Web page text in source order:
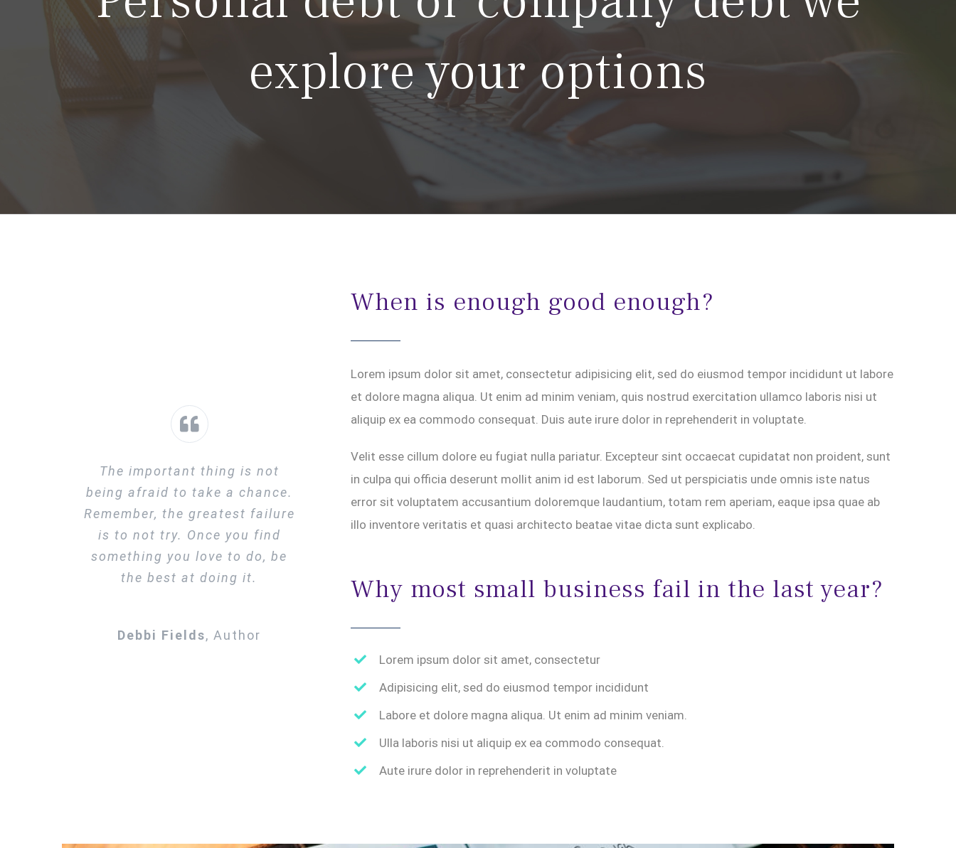
explore your options
The important thing is not
being afraid to take a chance.
Remember, the greatest failure
is to not try. Once you find
something you love to do, be
the best at doing it.
Debbi Fields, Author
When is enough good enough?
Lorem ipsum dolor sit amet, consectetur adipisicing elit, sed do eiusmod tempor incididunt ut labore
et dolore magna aliqua. Ut enim ad minim veniam, quis nostrud exercitation ullamco laboris nisi ut
aliquip ex ea commodo consequat. Duis aute irure dolor in reprehenderit in voluptate.
Velit esse cillum dolore eu fugiat nulla pariatur. Excepteur sint occaecat cupidatat non proident, sunt
in culpa qui officia deserunt mollit anim id est laborum. Sed ut perspiciatis unde omnis iste natus
error sit voluptatem accusantium doloremque laudantium, totam rem aperiam, eaque ipsa quae ab
illo inventore veritatis et quasi architecto beatae vitae dicta sunt explicabo.
Why most small business fail in the last year?
Lorem ipsum dolor sit amet, consectetur
Adipisicing elit, sed do eiusmod tempor incididunt
Labore et dolore magna aliqua. Ut enim ad minim veniam.
Ulla laboris nisi ut aliquip ex ea commodo consequat.
Aute irure dolor in reprehenderit in voluptate